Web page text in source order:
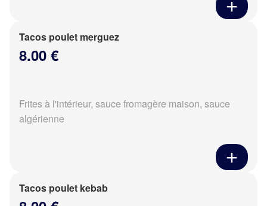
Tacos poulet merguez
8.00 €
Frites à l'intérieur, sauce fromagère maison, sauce
algérienne
Tacos poulet kebab